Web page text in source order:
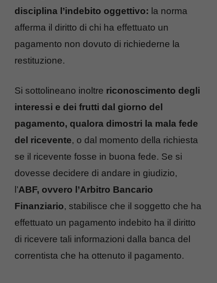
disciplina l’indebito oggettivo: la norma
afferma il diritto di chi ha effettuato un
pagamento non dovuto di richiederne la
restituzione.
Si sottolineano inoltre riconoscimento degli
interessi e dei frutti dal giorno del
pagamento, qualora dimostri la mala fede
del ricevente, o dal momento della richiesta
se il ricevente fosse in buona fede. Se si
dovesse decidere di andare in giudizio,
l’ABF, ovvero l’Arbitro Bancario
Finanziario, stabilisce che il soggetto che ha
effettuato un pagamento indebito ha il diritto
di ricevere tali informazioni dalla banca del
correntista che ha ottenuto il pagamento.